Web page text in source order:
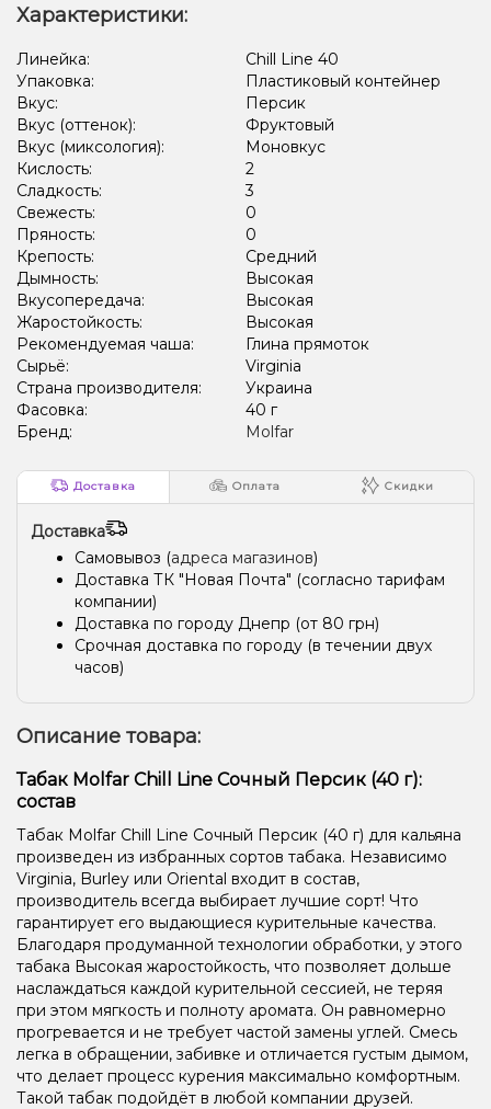
Характеристики:
Линейка:
Chill Line 40
Упаковка:
Пластиковый контейнер
Вкус:
Персик
Вкус (оттенок):
Фруктовый
Вкус (миксология):
Моновкус
Кислость:
2
Сладкость:
3
Свежесть:
0
Пряность:
0
Крепость:
Средний
Дымность:
Высокая
Вкусопередача:
Высокая
Жаростойкость:
Высокая
Рекомендуемая чаша:
Глина прямоток
Сырьё:
Virginia
Страна производителя:
Украина
Фасовка:
40 г
Бренд:
Molfar
Доставка Оплата Скидки
Доставка
Самовывоз (адреса магазинов)
Доставка ТК "Новая Почта" (согласно тарифам
компании)
Доставка по городу Днепр (от 80 грн)
Срочная доставка по городу (в течении двух
часов)
Описание товара:
Табак Molfar Chill Line Сочный Персик (40 г):
состав
Табак Molfar Chill Line Сочный Персик (40 г) для кальяна
произведен из избранных сортов табака. Независимо
Virginia, Burley или Oriental входит в состав,
производитель всегда выбирает лучшие сорт! Что
гарантирует его выдающиеся курительные качества.
Благодаря продуманной технологии обработки, у этого
табака Высокая жаростойкость, что позволяет дольше
наслаждаться каждой курительной сессией, не теряя
при этом мягкость и полноту аромата. Он равномерно
прогревается и не требует частой замены углей. Смесь
легка в обращении, забивке и отличается густым дымом,
что делает процесс курения максимально комфортным.
Такой табак подойдёт в любой компании друзей.